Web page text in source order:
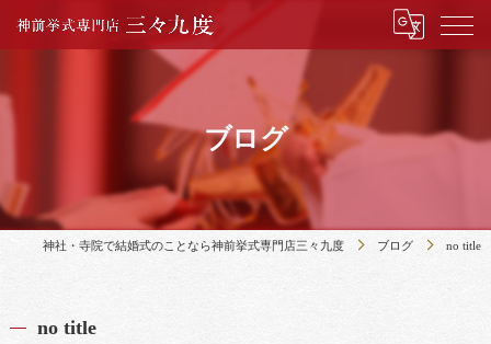
ブログ
神社・寺院で結婚式のことなら神前挙式専門店三々九度 ブログ no title
no title